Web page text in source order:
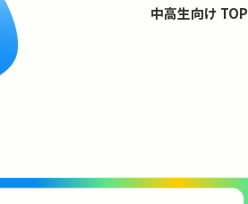
中高生向け TOP